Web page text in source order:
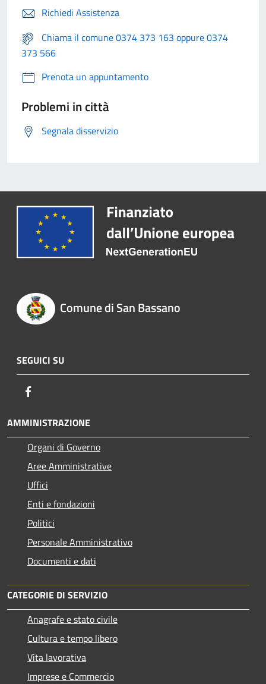
Richiedi Assistenza
Chiama il comune 0374 373 163 oppure 0374
373 566
Prenota un appuntamento
Problemi in città
Segnala disservizio
Comune di San Bassano
SEGUICI SU
AMMINISTRAZIONE
Organi di Governo
Aree Amministrative
Uffici
Enti e fondazioni
Politici
Personale Amministrativo
Documenti e dati
CATEGORIE DI SERVIZIO
Anagrafe e stato civile
Cultura e tempo libero
Vita lavorativa
Imprese e Commercio